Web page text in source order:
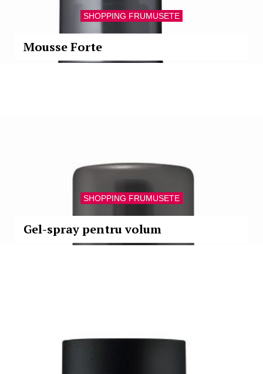
SHOPPING FRUMUSETE
Mousse Forte
SHOPPING FRUMUSETE
Gel-spray pentru volum